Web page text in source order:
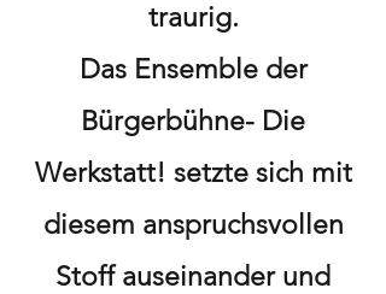
traurig.
Das Ensemble der
Bürgerbühne- Die
Werkstatt! setzte sich mit
diesem anspruchsvollen
Stoff auseinander und